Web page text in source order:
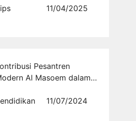
11/04/2025
Pesantren
Al Masoem dalam
11/07/2024